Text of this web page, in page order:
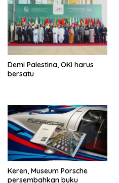
Demi Palestina, OKI harus
bersatu
Keren, Museum Porsche
persembahkan buku